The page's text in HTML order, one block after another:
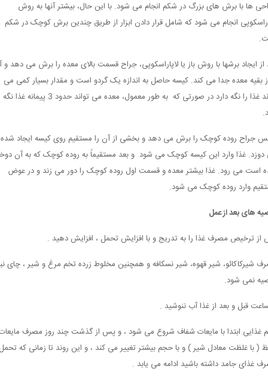
ها با برش های بزرگ در شکم انجام می شود. با این حال، بیشتر آنها به روش
انجام می شود که شامل قرار دادن ابزار از طریق چندین برش کوچک در شکم
از ایجاد برشها با روش باز یا لاپاراسکوپی، جراح قسمت بالای معده را برش می دهد و
بقیه معده جدا می کند. کیسه حاصل به اندازه یک گردو است و مقدار بسیار کمی می
تواند غذا را نگه دارد در صورتی که به طور معمول، معده می تواند حدود 3 پیمانه غذا نگه
جراح روده کوچک را برش می دهد و بخشی از آن را مستقیم روی کیسه ایجاد شده
غذا وارد این کیسه کوچک می شود و بعد مستقیماً به روده کوچک که به آن
است می رود. غذا بیشتر معده و قسمت اول روده کوچک را دور می زند و در عوض
وارد روده کوچک می شود.
های بعد از عمل
ترخیص مصرف غذا را به تدریج و با افزایش تحمل ، افزایش دهید .
شیرکاکائو، شیر قهوه، شیر نسکافه و همچنین مخلوط زرده تخم مرغ و شیر ، چای
نمی شود.
قبل و بعد از غذا آب ننوشید .
غذایی ابتدا با مایعات شفاف شروع می شود ، و پس از گذشت چند روز مصرف
( با غلظت معادل شیر ) و با حجم بیشتر تغییر می کند ، و این روند تا زمانی که
غذای جامد داشته باشید ادامه می یابد .